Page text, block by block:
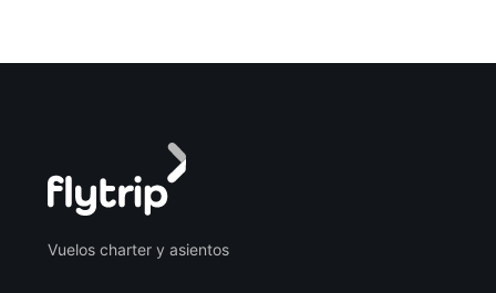
Vuelos charter y asientos